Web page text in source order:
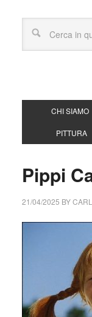
CHI SIAMO
PITTURA
Pippi
21/04/2025 BY